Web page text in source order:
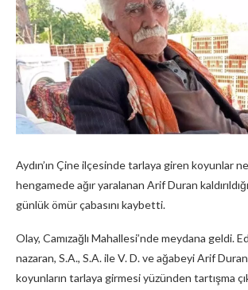
Aydın’ın Çine ilçesinde tarlaya giren koyunlar
hengamede ağır yaralanan Arif Duran
günlük ömür çabasını kaybetti.
Olay, Camızağlı Mahallesi’nde meydana geldi.
nazaran, S.A., S.A. ile V. D. ve ağabeyi Arif
koyunların tarlaya girmesi yüzünden tartışma